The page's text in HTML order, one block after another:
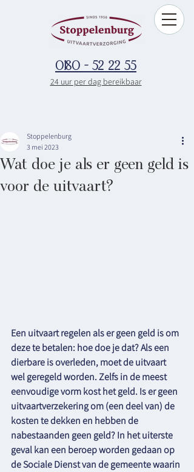
0180 - 52 22 55
24 uur per dag bereikbaar
Wat doe je als er geen geld is
voor de uitvaart?
Stoppelenburg
3 mei 2023
Een uitvaart regelen als er geen geld is om
deze te betalen: hoe doe je dat? Als een
dierbare is overleden, moet de uitvaart
wel geregeld worden. Zelfs in de meest
eenvoudige vorm kost het geld. Is er geen
uitvaartverzekering om (een deel van) de
kosten te dekken en hebben de
nabestaanden geen geld? In het uiterste
geval kan een beroep worden gedaan op
de Sociale Dienst van de gemeente waarin